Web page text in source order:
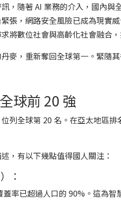
，隨著 AI 業務的介入，國內
張，網路安全風險已成為現實
將數位社會與高齡化社會融合
麥，重新奪回全球第一。緊隨
球前 20 強
列全球第 20 名。在亞太地區
，有以下幾點值得國人關注：
：
率已超過人口的 90%。這為